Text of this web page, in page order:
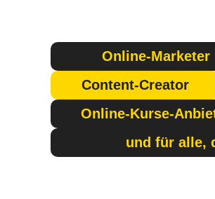
Online-Marketer
Content-Creator
Online-Kurse-
und für alle,